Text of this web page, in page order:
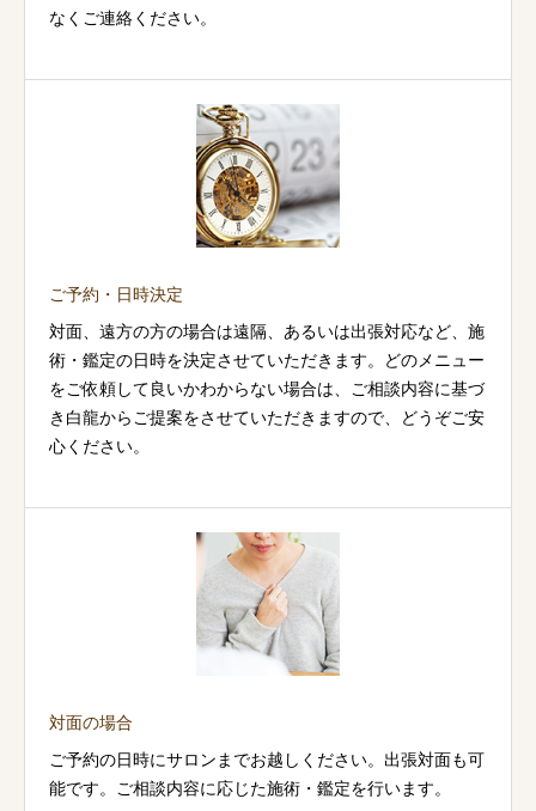
なくご連絡ください。
ご予約・日時決定
対面、遠方の方の場合は遠隔、あるいは出張対応など、施
術・鑑定の日時を決定させていただきます。どのメニュー
をご依頼して良いかわからない場合は、ご相談内容に基づ
き白龍からご提案をさせていただきますので、どうぞご安
心ください。
対面の場合
ご予約の日時にサロンまでお越しください。出張対面も可
能です。ご相談内容に応じた施術・鑑定を行います。